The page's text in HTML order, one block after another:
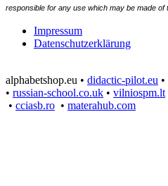
responsible for any use which may be made of
Impressum
Datenschutzerklärung
alphabetshop.eu • didactic-pilot.eu •
• russian-school.co.uk • vilniospm.lt
• cciasb.ro • materahub.com